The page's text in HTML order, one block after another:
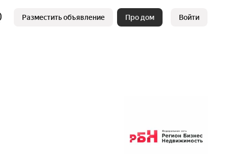
Разместить объявление Про дом Войти